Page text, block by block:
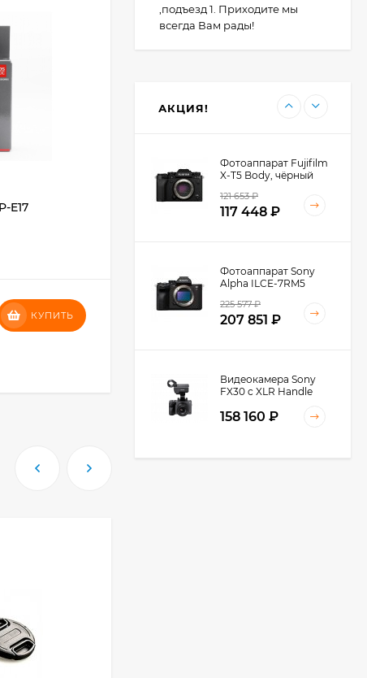
E17
КУПИТЬ
UV-светофильтр B+W Schneider
7 851 ₽ КУПИТЬ
,подъезд 1. Приходите мы
всегда Вам рады!
АКЦИЯ!
Фотоаппарат Fujifilm
X-T5 Body, чёрный
121 653
117 448
Фотоаппарат Sony
Alpha ILCE-7RM5
225 577
207 851
Видеокамера Sony
FX30 c XLR Handle
158 160